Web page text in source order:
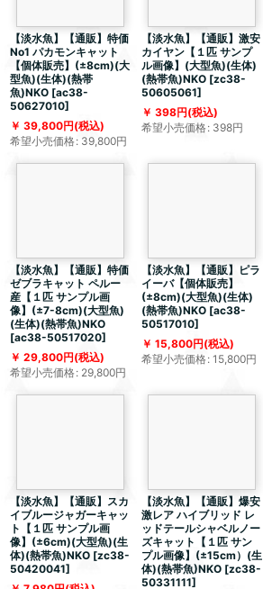
【淡水魚】【通販】特価
No1 パカモンキャット
【個体販売】(±8cm)(大
型魚)(生体)(熱帯
魚)NKO [ac38-
50627010]
39,800円(税込)
希望小売価格: 39,800円
【淡水魚】【通販】激安
カイヤン【１匹 サンプ
ル画像】(大型魚)(生体)
(熱帯魚)NKO [zc38-
50605061]
398円(税込)
希望小売価格: 398円
【淡水魚】【通販】特価
ゼブラキャット ペルー
産【１匹 サンプル画
像】(±7-8cm)(大型魚)
(生体)(熱帯魚)NKO
[ac38-50517020]
29,800円(税込)
希望小売価格: 29,800円
【淡水魚】【通販】ピラ
イーバ【個体販売】
(±8cm)(大型魚)(生体)
(熱帯魚)NKO [ac38-
50517010]
15,800円(税込)
希望小売価格: 15,800円
【淡水魚】【通販】スカ
イブルージャガーキャッ
ト【１匹 サンプル画
像】(±6cm)(大型魚)(生
体)(熱帯魚)NKO [zc38-
50420041]
【淡水魚】【通販】爆安
激レア ハイブリッド レ
ッドテールシャベルノー
ズキャット【１匹 サン
プル画像】(±15cm）(生
体)(熱帯魚)NKO [zc38-
50331111]